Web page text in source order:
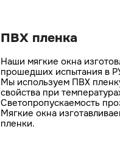
ПВХ пленка
Наши мягкие окна
прошедших испытания в
Мы используем ПВХ
свойства при
Светопропускаемость
Мягкие окна
пленки.